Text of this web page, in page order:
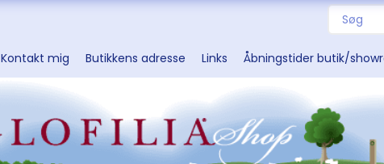
Kontakt mig Butikkens adresse Links Åbningstider butik/